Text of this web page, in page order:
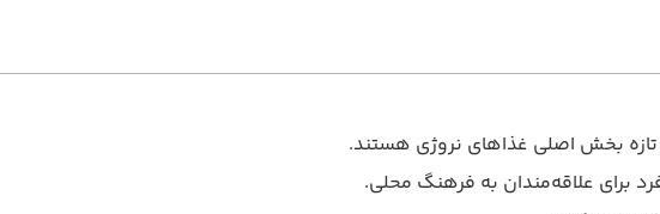
بخش اصلی غذاهای نروژی هستند.